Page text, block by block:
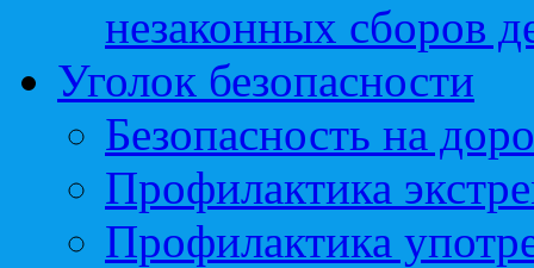
незаконных сборов
Уголок безопасности
Безопасность на
Профилактика
Профилактика